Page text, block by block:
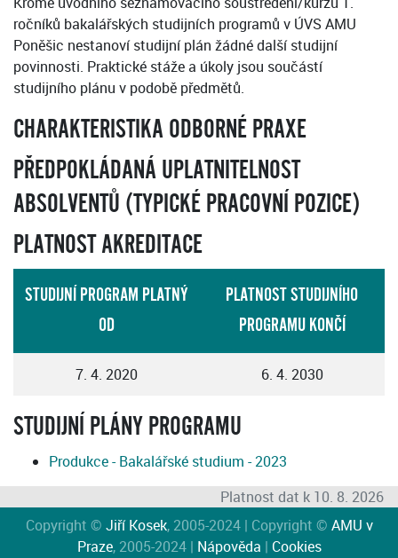
ročníků bakalářských studijních programů v ÚVS AMU
Poněšic nestanoví studijní plán žádné další studijní
povinnosti. Praktické stáže a úkoly jsou součástí
studijního plánu v podobě předmětů.
CHARAKTERISTIKA ODBORNÉ PRAXE
PŘEDPOKLÁDANÁ UPLATNITELNOST
ABSOLVENTŮ (TYPICKÉ PRACOVNÍ POZICE)
PLATNOST AKREDITACE
STUDIJNÍ PROGRAM PLATNÝ
OD
PLATNOST STUDIJNÍHO
PROGRAMU KONČÍ
7. 4. 2020 6. 4. 2030
STUDIJNÍ PLÁNY PROGRAMU
Produkce - Bakalářské studium - 2023
Platnost dat k 10. 8. 2026
Copyright © Jiří Kosek, 2005-2024 | Copyright © AMU v
Praze, 2005-2024 | Nápověda | Cookies